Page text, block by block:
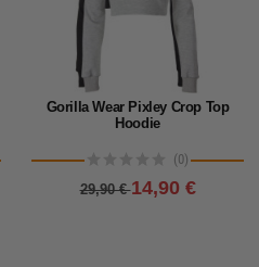
Gorilla Wear Pixley Crop Top
Hoodie
(0)
29,90 €14,90 €